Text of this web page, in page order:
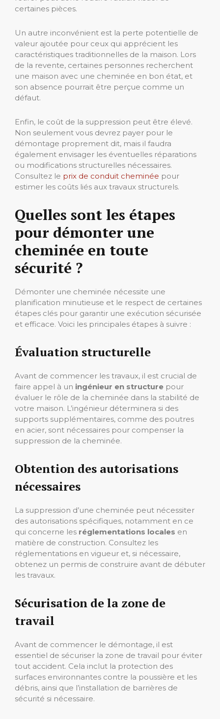
certaines pièces.
Un autre inconvénient est la perte potentielle de
valeur ajoutée pour ceux qui apprécient les
caractéristiques traditionnelles de la maison. Lors
de la revente, certaines personnes recherchent
une maison avec une cheminée en bon état, et
son absence pourrait être perçue comme un
défaut.
Enfin, le coût de la suppression peut être élevé.
Non seulement vous devrez payer pour le
démontage proprement dit, mais il faudra
également envisager les éventuelles réparations
ou modifications structurelles nécessaires.
Consultez le prix de conduit cheminée pour
estimer les coûts liés aux travaux structurels.
Quelles sont les étapes
pour démonter une
cheminée en toute
sécurité ?
Démonter une cheminée nécessite une
planification minutieuse et le respect de certaines
étapes clés pour garantir une exécution sécurisée
et efficace. Voici les principales étapes à suivre :
Évaluation structurelle
Avant de commencer les travaux, il est crucial de
faire appel à un ingénieur en structure pour
évaluer le rôle de la cheminée dans la stabilité de
votre maison. L’ingénieur déterminera si des
supports supplémentaires, comme des poutres
en acier, sont nécessaires pour compenser la
suppression de la cheminée.
Obtention des autorisations
nécessaires
La suppression d’une cheminée peut nécessiter
des autorisations spécifiques, notamment en ce
qui concerne les réglementations locales en
matière de construction. Consultez les
réglementations en vigueur et, si nécessaire,
obtenez un permis de construire avant de débuter
les travaux.
Sécurisation de la zone de
travail
Avant de commencer le démontage, il est
essentiel de sécuriser la zone de travail pour éviter
tout accident. Cela inclut la protection des
surfaces environnantes contre la poussière et les
débris, ainsi que l’installation de barrières de
sécurité si nécessaire.